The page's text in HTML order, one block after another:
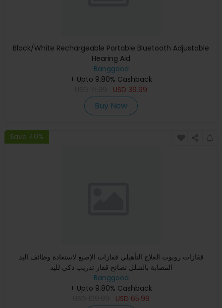
Black/White Rechargeable Portable Bluetooth Adjustable
Hearing Aid
Banggood
+ Upto 9.80% Cashback
USD 39.99
Buy Now
Save 40%
قفازات روبوت العلاج التأهيلي قفازات الإصبع لاستعادة وظائف اليد
المصابة بالشلل نصائح قفاز تدريب ذكي لليد
Banggood
+ Upto 9.80% Cashback
USD 65.99